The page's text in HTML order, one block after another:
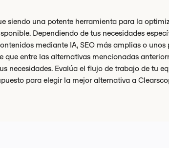
siendo una potente herramienta para la
Dependiendo de tus necesidades
mediante IA, SEO más amplias o unos
que entre las alternativas mencionadas
necesidades. Evalúa el flujo de trabajo de tu
para elegir la mejor alternativa a